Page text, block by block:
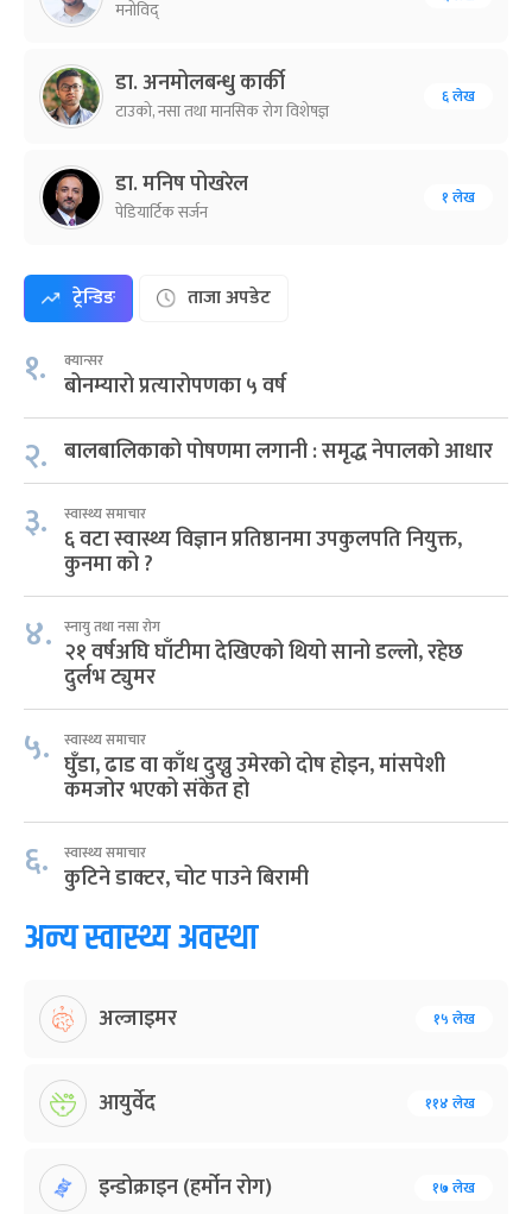
मनोविद्
डा. अनमोलबन्धु कार्की
टाउको, नसा तथा मानसिक रोग विशेषज्ञ
६ लेख
डा. मनिष पोखरेल
पेडियार्टिक सर्जन
१ लेख
ट्रेन्डिङ ताजा अपडेट
१. क्यान्सर
बोनम्यारो प्रत्यारोपणका ५ वर्ष
२. बालबालिकाको पोषणमा लगानी : समृद्ध नेपालको आधार
३. स्वास्थ्य समाचार
६ वटा स्वास्थ्य विज्ञान प्रतिष्ठानमा उपकुलपति नियुक्त,
कुनमा को ?
४. स्नायु तथा नसा रोग
२१ वर्षअघि घाँटीमा देखिएको थियो सानो डल्लो, रहेछ
दुर्लभ ट्युमर
५. स्वास्थ्य समाचार
घुँडा, ढाड वा काँध दुख्नु उमेरको दोष होइन, मांसपेशी
कमजोर भएको संकेत हो
६. स्वास्थ्य समाचार
कुटिने डाक्टर, चोट पाउने बिरामी
अन्य स्वास्थ्य अवस्था
अल्जाइमर १५ लेख
आयुर्वेद ११४ लेख
इन्डोक्राइन (हर्मोन रोग) १७ लेख